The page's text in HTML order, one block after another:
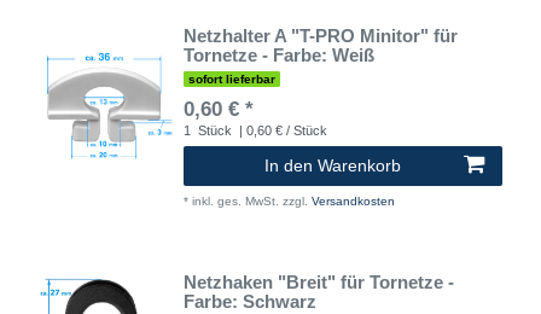
Netzhalter A "T-PRO Minitor" für
Tornetze - Farbe: Weiß
sofort lieferbar
0,60 € *
1 Stück | 0,60 € / Stück
In den Warenkorb
* inkl. ges. MwSt. zzgl. Versandkosten
Netzhaken "Breit" für Tornetze -
Farbe: Schwarz